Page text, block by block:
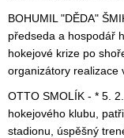
BOHUMIL "DĚDA"
předseda a hospodář
hokejové krize po
organizátory realizace
OTTO SMOLÍK - * 5.
hokejového klubu,
stadionu, úspěšný